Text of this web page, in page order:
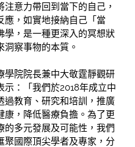
意力帶回到當下的自己，
應，如實地接納自己「當
學，是一種更深入的冥想狀
察事物的本質。
學院院長兼中大敬霆靜觀研
示：「我們於2018年成立中
過教育、研究和培訓，推廣
康，降低醫療負擔。為了更
的多元發展及可能性，我們
聚國際頂尖學者及專家，分